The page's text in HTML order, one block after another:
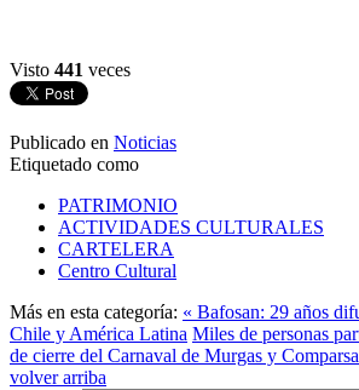
Visto 441 veces
Publicado en Noticias
Etiquetado como
PATRIMONIO
ACTIVIDADES CULTURALES
CARTELERA
Centro Cultural
Más en esta categoría: « Bafosan: 29 años
Chile y América Latina Miles de personas
de cierre del Carnaval de Murgas y
volver arriba